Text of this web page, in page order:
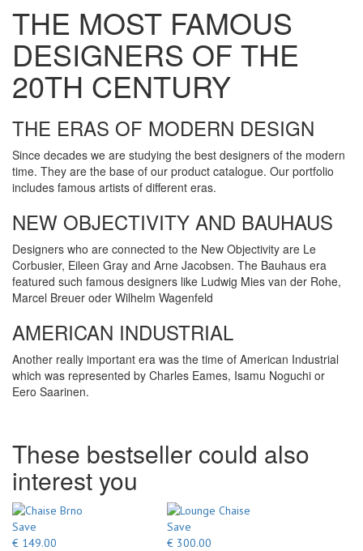
THE MOST FAMOUS
DESIGNERS OF THE
20TH CENTURY
THE ERAS OF MODERN DESIGN
Since decades we are studying the best designers of the modern
time. They are the base of our product catalogue. Our portfolio
includes famous artists of different eras.
NEW OBJECTIVITY AND BAUHAUS
Designers who are connected to the New Objectivity are Le
Corbusier, Eileen Gray and Arne Jacobsen. The Bauhaus era
featured such famous designers like Ludwig Mies van der Rohe,
Marcel Breuer oder Wilhelm Wagenfeld
AMERICAN INDUSTRIAL
Another really important era was the time of American Industrial
which was represented by Charles Eames, Isamu Noguchi or
Eero Saarinen.
These bestseller could also
interest you
Save
€ 149.00
Save
€ 300.00